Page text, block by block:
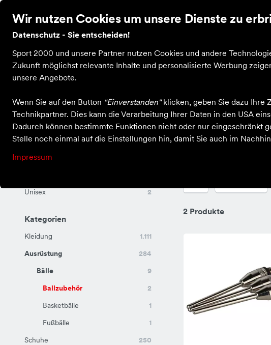
Wir nutzen Cookies um unsere Dienste zu
Datenschutz - Sie entscheiden!
Sport 2000 und unsere Partner nutzen Cookies und andere
Zukunft möglichst relevante Inhalte und personalisierte Werbung
unsere Angebote.
Wenn Sie auf den Button "Einverstanden"klicken, geben Sie dazu Ihre
Technikpartner. Dies kann die Verarbeitung Ihrer Daten in den USA
Dadurch können bestimmte Funktionen nicht oder nur eingeschränkt
Stelle noch einmal auf die Einstellungen hin, damit Sie auch im
Impressum
Bekleidung Schuhe Ausrüstung Gutscheine
Einkaufen bei X-Sport Kastellaun Ausrüstung Bälle Ballzubehör
Ballzubehör
Unisex 2
Kategorien
Kleidung
1.111
Ausrüstung
284
Bälle
9
Ballzubehör
2
Basketbälle
1
Fußbälle
1
Schuhe
250
2 Produkte